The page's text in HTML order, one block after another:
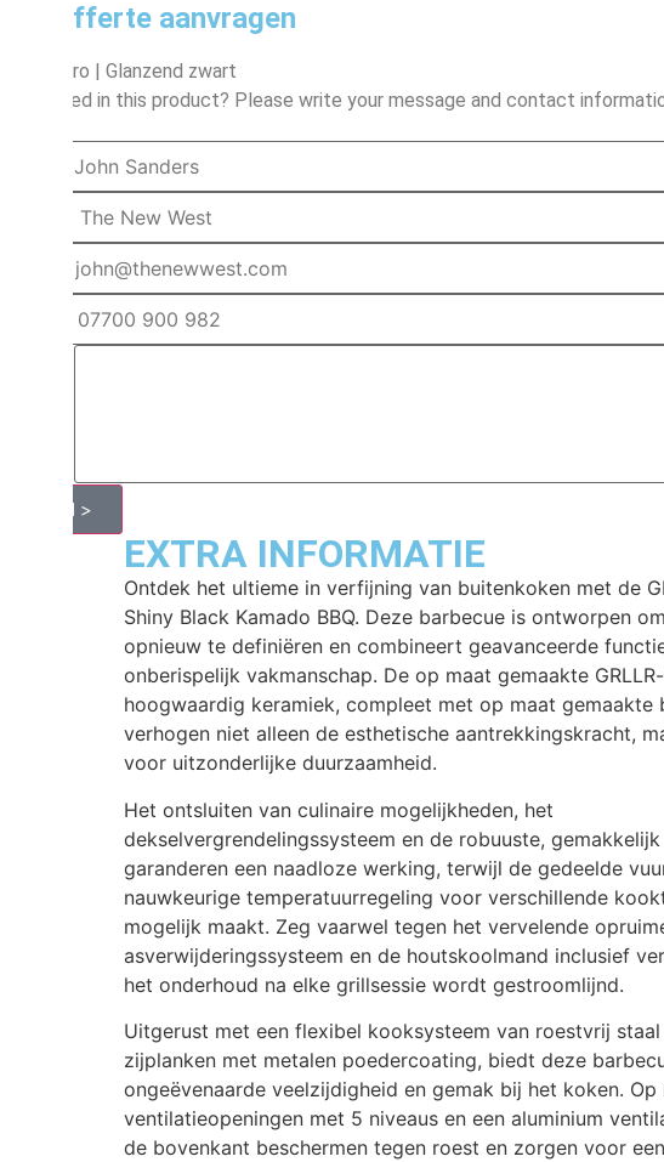
Een offerte aanvragen
Ember Pro | Glanzend zwart
Interested in this product? Please write your message and contact
Send >
EXTRA INFORMATIE
Ontdek het ultieme in verfijning van buitenkoken met de
Shiny Black Kamado BBQ. Deze barbecue is ontworpen
opnieuw te definiëren en combineert geavanceerde
onberispelijk vakmanschap. De op maat gemaakte
hoogwaardig keramiek, compleet met op maat gemaakte
verhogen niet alleen de esthetische aantrekkingskracht,
voor uitzonderlijke duurzaamheid.
Het ontsluiten van culinaire mogelijkheden, het
dekselvergrendelingssysteem en de robuuste,
garanderen een naadloze werking, terwijl de gedeelde
nauwkeurige temperatuurregeling voor verschillende
mogelijk maakt. Zeg vaarwel tegen het vervelende
asverwijderingssysteem en de houtskoolmand inclusief
het onderhoud na elke grillsessie wordt gestroomlijnd.
Uitgerust met een flexibel kooksysteem van roestvrij
zijplanken met metalen poedercoating, biedt deze
ongeëvenaarde veelzijdigheid en gemak bij het koken.
ventilatieopeningen met 5 niveaus en een aluminium
de bovenkant beschermen tegen roest en zorgen voor